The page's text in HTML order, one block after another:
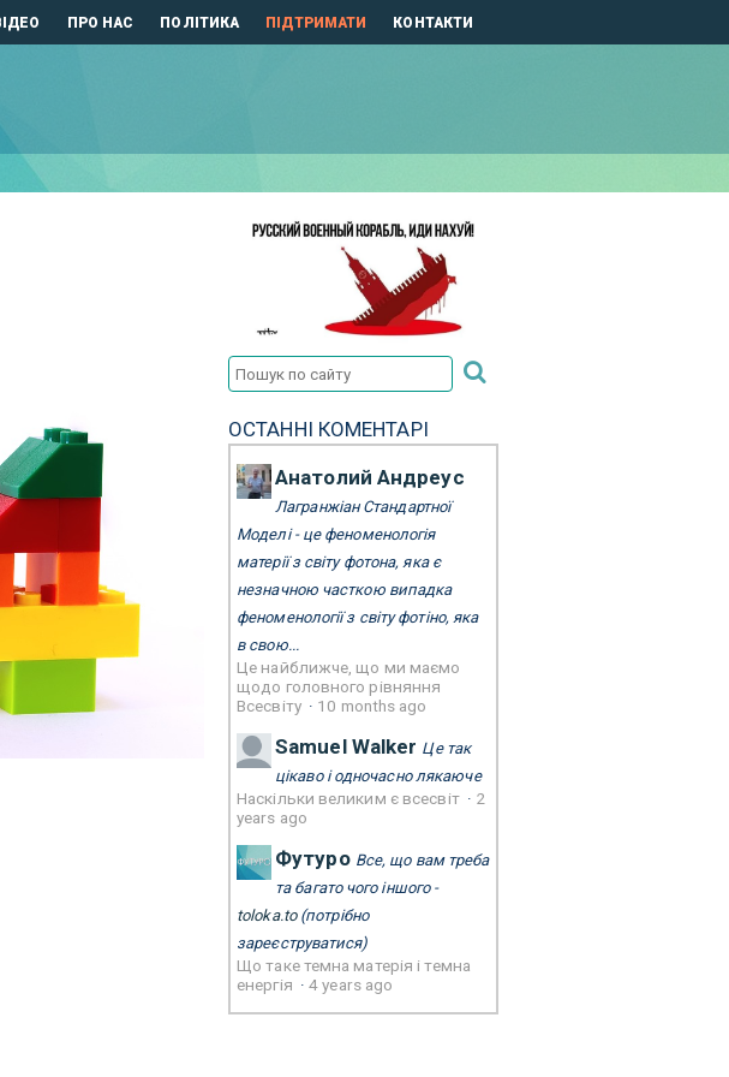
ПРО НАС ПОЛІТИКА ПІДТРИМАТИ КОНТАКТИ
ОСТАННІ КОМЕНТАРІ
Анатолий Андреус
Лагранжіан Стандартної
Моделі - це феноменологія
матерії з світу фотона, яка є
незначною часткою випадка
феноменології з світу фотіно, яка
в свою...
Це найближче, що ми маємо
щодо головного рівняння
Всесвіту · 10 months ago
Samuel Walker Це так
цікаво і одночасно лякаюче
Наскільки великим є всесвіт · 2
years ago
Футуро Все, що вам треба
та багато чого іншого -
toloka.to(потрібно
зареєструватися)
Що таке темна матерія і темна
енергія ·4 years ago